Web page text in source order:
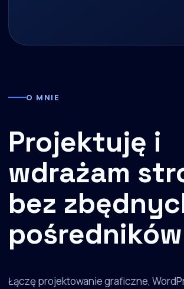
O MNIE
Projektuję i
wdrażam
bez
pośredników
Łączę projektowanie graficzne,